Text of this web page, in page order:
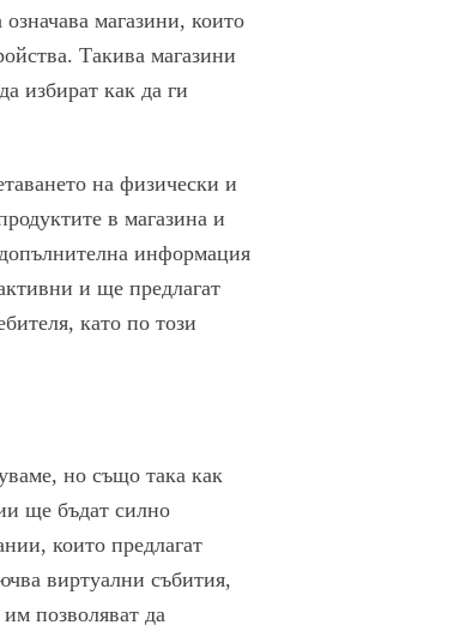
магазини, които
Такива магазини
избират как да ги
на физически и
в магазина и
информация
и ще предлагат
като по този
но също така как
ще бъдат силно
които предлагат
виртуални събития,
позволяват да